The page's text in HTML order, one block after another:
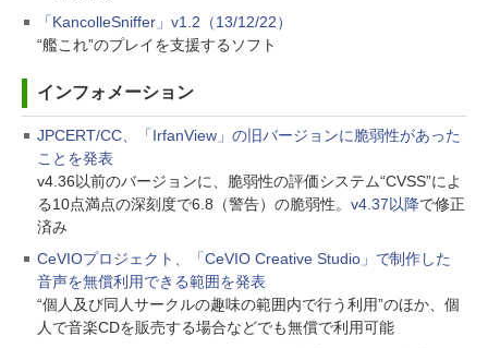
「KancolleSniffer」v1.2（13/12/22）
“艦これ”のプレイを支援するソフト
インフォメーション
JPCERT/CC、「IrfanView」の旧バージョンに脆弱性があった
ことを発表
v4.36以前のバージョンに、脆弱性の評価システム“CVSS”によ
る10点満点の深刻度で6.8（警告）の脆弱性。 v4.37以降で修正
済み
CeVIOプロジェクト、「CeVIO Creative Studio」で制作した
音声を無償利用できる範囲を発表
“個人及び同人サークルの趣味の範囲内で行う利用”のほか、個
人で音楽CDを販売する場合などでも無償で利用可能